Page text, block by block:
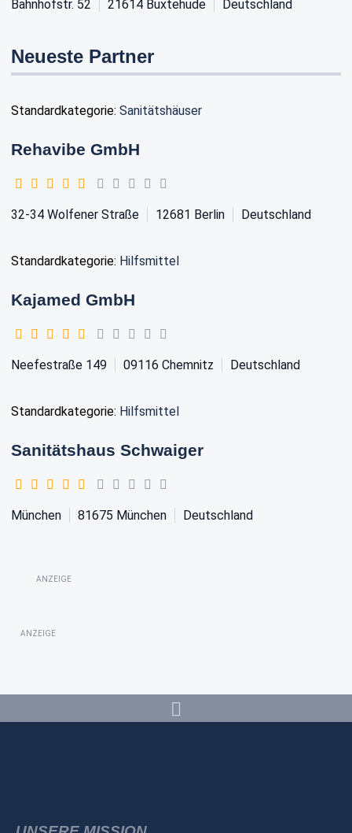
Bahnhofstr. 52 21614 Buxtehude Deutschland
Neueste Partner
Standardkategorie: Sanitätshäuser
Rehavibe GmbH
32-34 Wolfener Straße 12681 Berlin Deutschland
Standardkategorie: Hilfsmittel
Kajamed GmbH
Neefestraße 149 09116 Chemnitz Deutschland
Standardkategorie: Hilfsmittel
Sanitätshaus Schwaiger
München 81675 München Deutschland
ANZEIGE
ANZEIGE